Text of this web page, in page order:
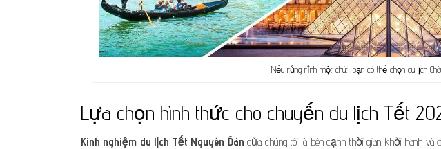
Nếu rủng rỉnh một chút, bạn có thể chọn du lịch
Lựa chọn hình thức cho chuyến du lịch Tết
Kinh nghiệm du lịch Tết Nguyên Đáncủa chúng tôi là bên cạnh thời gian khởi hành